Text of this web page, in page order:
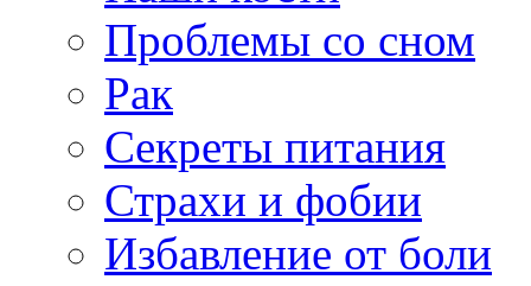
Проблемы со сном
Рак
Секреты питания
Страхи и фобии
Избавление от боли